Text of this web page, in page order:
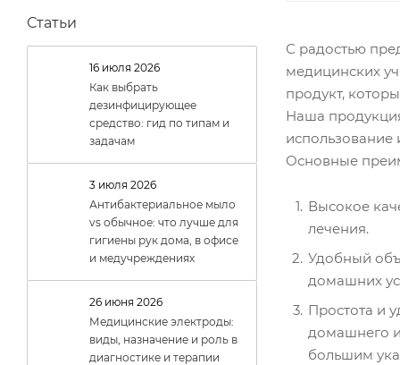
С радостью
медицинских
продукт,
Наша
использование
Основные
Высокое
лечения.
Удобный
домашних
Простота и
домашнего
большим
Статьи
16 июля 2026
Как выбрать
дезинфицирующее
средство: гид по типам и
задачам
3 июля 2026
Антибактериальное мыло
vs обычное: что лучше для
гигиены рук дома, в офисе
и медучреждениях
26 июня 2026
Медицинские электроды:
виды, назначение и роль в
диагностике и терапии